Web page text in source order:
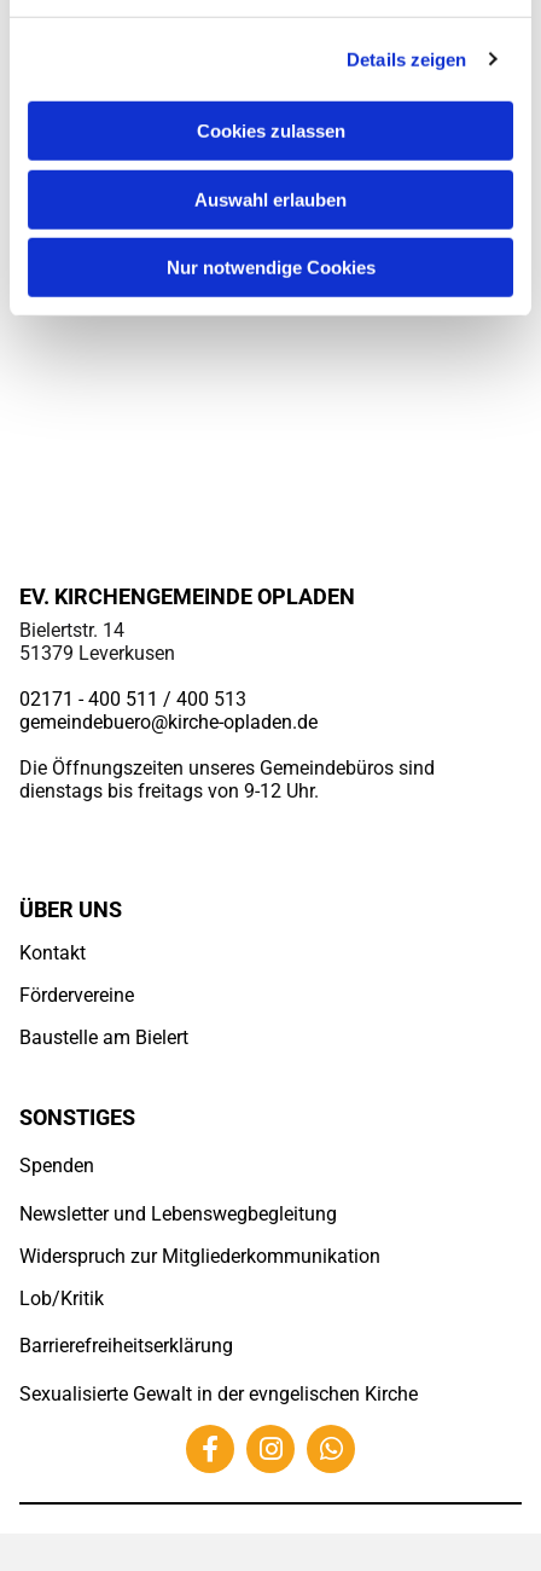
Details zeigen
Cookies zulassen
Auswahl erlauben
Nur notwendige Cookies
EV. KIRCHENGEMEINDE OPLADEN
Bielertstr. 14
51379 Leverkusen
02171 - 400 511 / 400 513
gemeindebuero@kirche-opladen.de
Die Öffnungszeiten unseres Gemeindebüros sind
dienstags bis freitags von 9-12 Uhr.
ÜBER UNS
Kontakt
Fördervereine
Baustelle am Bielert
SONSTIGES
Spenden
Newsletter und Lebenswegbegleitung
Widerspruch zur Mitgliederkommunikation
Lob/Kritik
Barrierefreiheitserklärung
Sexualisierte Gewalt in der evngelischen Kirche